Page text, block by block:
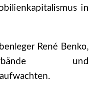
in
René Benko,
und